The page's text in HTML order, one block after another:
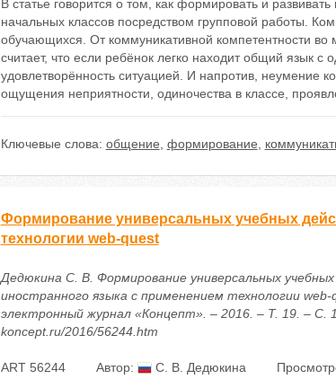
В статье говорится о том, как формировать и
начальных классов посредством групповой работы.
обучающихся. От коммуникативной компетентности во
считает, что если ребёнок легко находит общий язык
удовлетворённость ситуацией. И напротив, неумение
ощущения неприятности, одиночества в классе,
Ключевые слова: общение формирование
Формирование универсальных учебных
технологии web-quest
Дедюкина С. В. Формирование универсальных
иностранного языка с применением технологии
электронный журнал «Концепт». – 2016. – Т. 19. – С.
koncept.ru/2016/56244.htm
ART 56244 Автор: С. В. Дедюкина